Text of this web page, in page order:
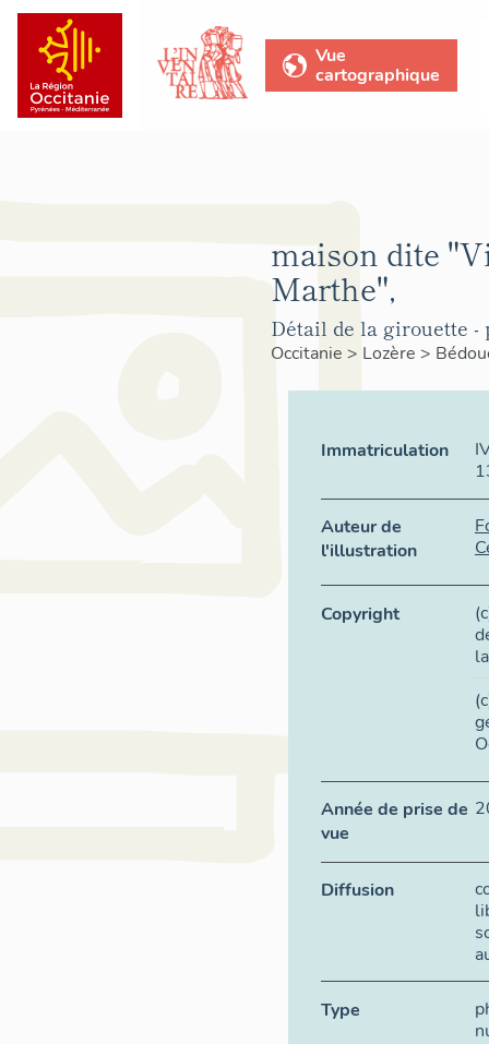
Vue
cartographique
maison dite
Marthe",
Détail de la girouette -
Occitanie > Lozère >
Immatriculation
Auteur de
l'illustration
Copyright
Année de prise de
vue
Diffusion
Type